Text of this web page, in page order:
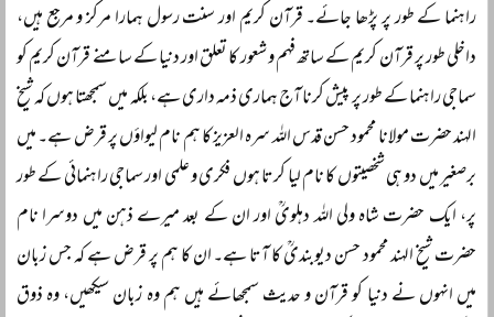
راہنما کے طور پر پڑھا جائے۔ قرآن کریم اور سنت رسول ہمارا مرکز و مرجع ہیں،
داخلی طور پر قرآن کریم کے ساتھ فہم و شعور کا تعلق اور دنیا کے سامنے قرآن کریم کو
سماجی راہنما کے طور پر پیش کرنا آج ہماری ذمہ داری ہے، بلکہ میں سمجھتا ہوں کہ شیخ
الہند حضرت مولانا محمود حسن قدس اللہ سرہ العزیز کا ہم نام لیواؤں پر قرض ہے۔ میں
برصغیر میں دو ہی شخصیتوں کا نام لیا کرتا ہوں فکری و علمی اور سماجی راہنمائی کے طور
پر، ایک حضرت شاہ ولی اللہ دہلویؒ اور ان کے بعد میرے ذہن میں دوسرا نام
حضرت شیخ الہند محمود حسن دیوبندیؒ کا آتا ہے۔ ان کا ہم پر قرض ہے کہ جس زبان
میں انہوں نے دنیا کو قرآن و حدیث سمجھائے ہیں ہم وہ زبان سیکھیں، وہ ذوق